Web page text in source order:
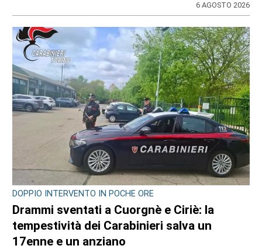
6 AGOSTO 2026
DOPPIO INTERVENTO IN POCHE ORE
Drammi sventati a Cuorgnè e Ciriè: la
tempestività dei Carabinieri salva un
17enne e un anziano